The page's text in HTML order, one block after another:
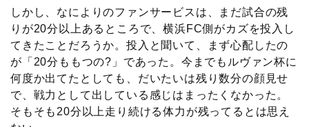
しかし、なによりのファンサービスは、まだ試合の残
りが20分以上あるところで、横浜FC側がカズを投入し
てきたことだろうか。投入と聞いて、まず心配したの
が「20分ももつの?」であった。今までもルヴァン杯に
何度か出てたとしても、だいたいは残り数分の顔見せ
で、戦力として出している感じはまったくなかった。
そもそも20分以上走り続ける体力が残ってるとは思え